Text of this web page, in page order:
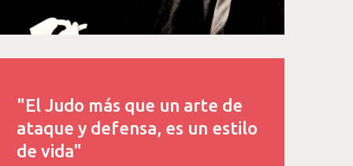
"El Judo más que un arte de
ataque y defensa, es un estilo
de vida"